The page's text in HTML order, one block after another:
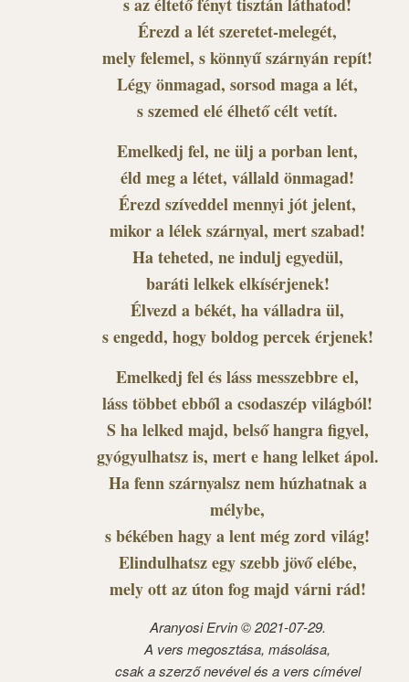
s az éltető fényt tisztán láthatod!
Érezd a lét szeretet-melegét,
mely felemel, s könnyű szárnyán repít!
Légy önmagad, sorsod maga a lét,
s szemed elé élhető célt vetít.
Emelkedj fel, ne ülj a porban lent,
éld meg a létet, vállald önmagad!
Érezd szíveddel mennyi jót jelent,
mikor a lélek szárnyal, mert szabad!
Ha teheted, ne indulj egyedül,
baráti lelkek elkísérjenek!
Élvezd a békét, ha válladra ül,
s engedd, hogy boldog percek érjenek!
Emelkedj fel és láss messzebbre el,
láss többet ebből a csodaszép világból!
S ha lelked majd, belső hangra figyel,
gyógyulhatsz is, mert e hang lelket ápol.
Ha fenn szárnyalsz nem húzhatnak a
mélybe,
s békében hagy a lent még zord világ!
Elindulhatsz egy szebb jövő elébe,
mely ott az úton fog majd várni rád!
Aranyosi Ervin © 2021-07-29.
A vers megosztása, másolása,
csak a szerző nevével és a vers címével